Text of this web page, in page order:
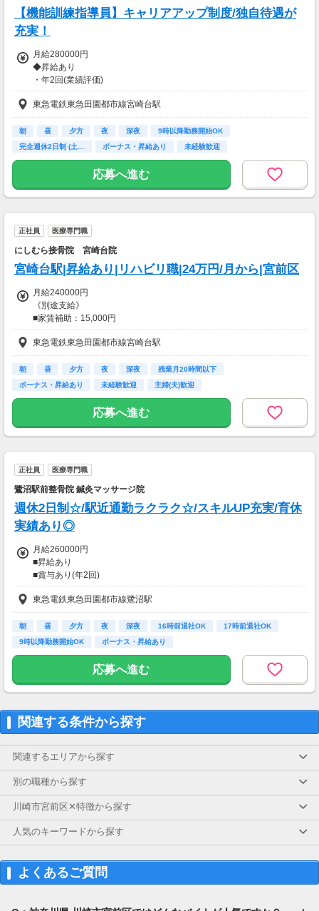
【機能訓練指導員】キャリアアップ制度/独自待遇が
充実！
月給280000円
◆昇給あり
・年2回(業績評価)
◆賞与あり
・年2回(2年目以降/業績評価)
【交通費】
一部支給
東急電鉄東急田園都市線宮崎台駅
朝 昼 夕方 夜 深夜
9時以降勤務開始OK
完全週休2日制 (土…
ボーナス・昇給あり 未経験歓迎
応募へ進む
正社員 医療専門職
にしむら接骨院 宮崎台院
宮崎台駅|昇給あり|リハビリ職|24万円/月から|宮前区
月給240000円
《別途支給》
■家賃補助：15,000円
■家族手当
・配偶者：10,000円
・子ども1人：5,000円
■勤続手当
■昇給：年1回
■試用期間あり(正社員3ヵ月)
期間中は月給：180,000円～
全額支給
東急電鉄東急田園都市線宮崎台駅
朝 昼 夕方 夜 深夜
残業月20時間以下
ボーナス・昇給あり
未経験歓迎 主婦(夫)歓迎
応募へ進む
正社員 医療専門職
鷺沼駅前整骨院 鍼灸マッサージ院
週休2日制☆/駅近通勤ラクラク☆/スキルUP充実/育休
実績あり◎
月給260000円
■昇給あり
■賞与あり(年2回)
【交通費】
一部支給
東急電鉄東急田園都市線鷺沼駅
朝 昼 夕方 夜 深夜 16時前退社OK
17時前退社OK
9時以降勤務開始OK
ボーナス・昇給あり
応募へ進む
関連する条件から探す
関連するエリアから探す
別の職種から探す
川崎市宮前区✕特徴から探す
人気のキーワードから探す
よくあるご質問